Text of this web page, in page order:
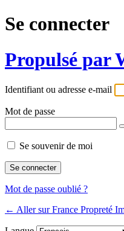
Se connecter
Propulsé par
Identifiant ou adresse e-mail
Mot de passe
Se souvenir de moi
Mot de passe oublié ?
← Aller sur France Propreté